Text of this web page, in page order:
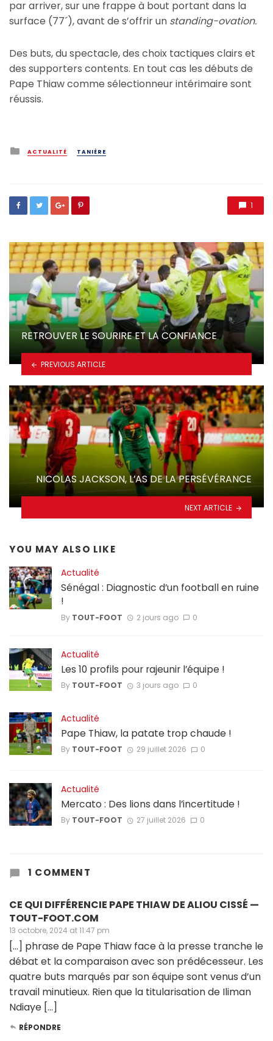
par arriver, sur une frappe à bout portant dans la
surface (77´), avant de s’offrir un standing-ovation.
Des buts, du spectacle, des choix tactiques clairs et
des supporters contents. En tout cas les débuts de
Pape Thiaw comme sélectionneur intérimaire sont
réussis.
Posted
in
ACTUALITÉ TANIÈRE
1
RETROUVER LE SOURIRE ET LA CONFIANCE
PREVIOUS ARTICLE
NICOLAS JACKSON, L’AS DE LA PERSÉVÉRANCE
NEXT ARTICLE
YOU MAY ALSO LIKE
Actualité
Sénégal : Diagnostic d’un football en ruine
!
By TOUT-FOOT 2 jours ago 0
Actualité
Les 10 profils pour rajeunir l’équipe !
By TOUT-FOOT 3 jours ago 0
Actualité
Pape Thiaw, la patate trop chaude !
By TOUT-FOOT 29 juillet 2026 0
Actualité
Mercato : Des lions dans l’incertitude !
By TOUT-FOOT 27 juillet 2026 0
1 COMMENT
CE QUI DIFFÉRENCIE PAPE THIAW DE ALIOU CISSÉ —
TOUT-FOOT.COM
13 octobre, 2024 at 11:47 pm
[…] phrase de Pape Thiaw face à la presse tranche le
débat et la comparaison avec son prédécesseur. Les
quatre buts marqués par son équipe sont venus d’un
travail minutieux. Rien que la titularisation de Iliman
Ndiaye […]
RÉPONDRE